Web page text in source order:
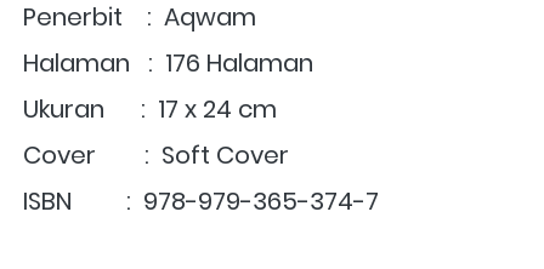
Penerbit    :  Aqwam
Halaman   :  176 Halaman
Ukuran      :  17 x 24 cm
Cover        :  Soft Cover
ISBN         : 978-979-365-374-7